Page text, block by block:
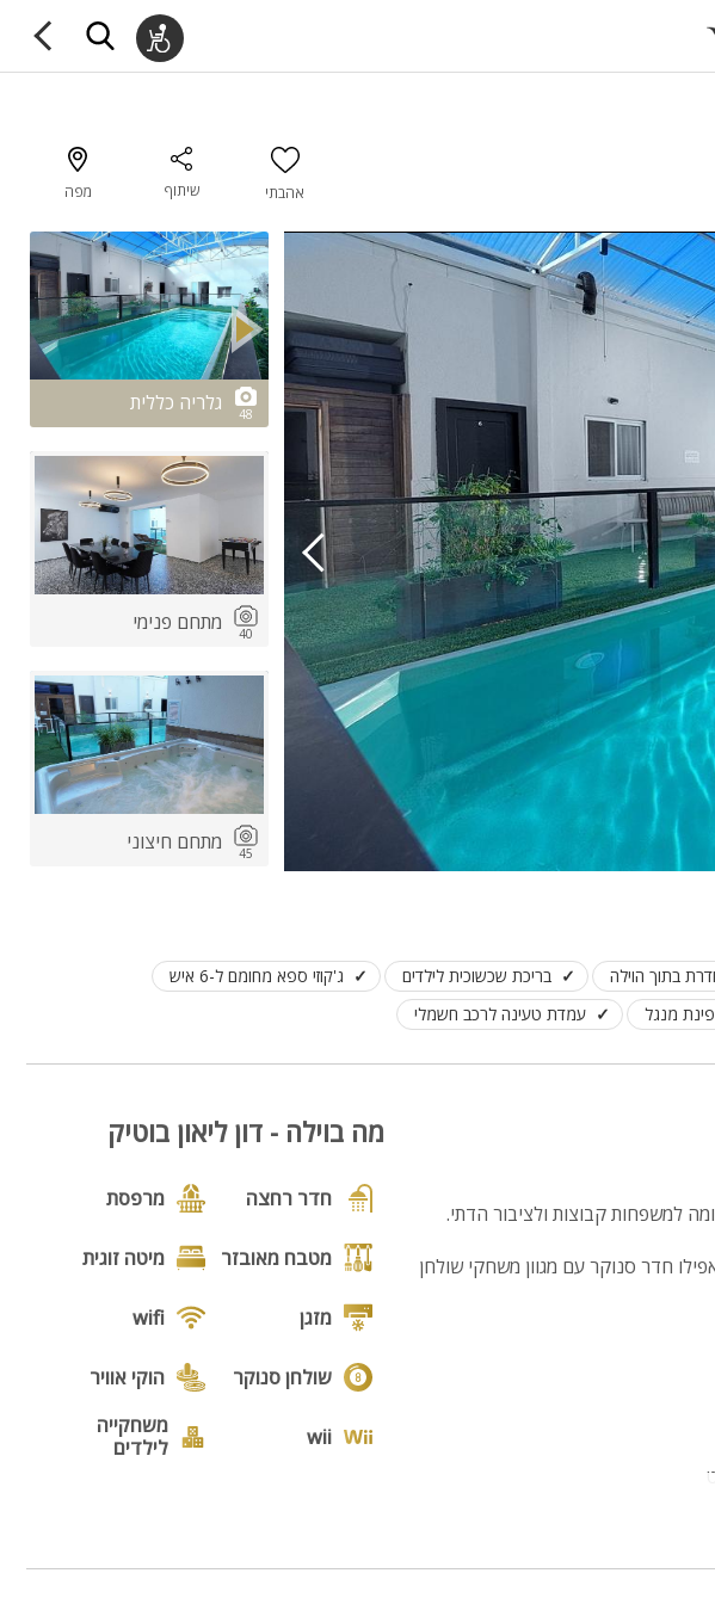
אהבתי שיתוף מפה
2/48
48 גלריה כללית
40 מתחם פנימי
45 מתחם חיצוני
מיוחד לחורף
בתוך הוילה בריכת שכשוכית לילדים
ג'קוזי ספא מחומם ל-6 איש
פינת מנגל עמדת טעינה לרכב חשמלי
למשפחות קבוצות ולציבור הדתי.
חדר סנוקר עם מגוון משחקי שולחן
מה בוילה - דון ליאון בוטיק
חדר רחצה מרפסת
מטבח מאובזר מיטה זוגית
מזגן wifi
שולחן סנוקר הוקי אוויר
wii
משחקייה
לילדים
מחוממת